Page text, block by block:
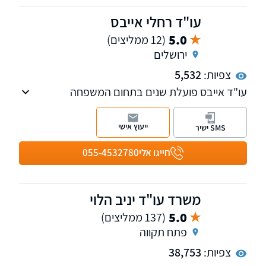
עו"ד רחלי אייבס
5.0 (12 ממליצים)
ירושלים
צפיות:5,532
עו"ד אייבס פועלת שנים בתחום המשפחה
והמעמד האישי ועוסקת בייצוג בהליכי גירושין
מורכבים ובשמירה על זכויות ההורים. למשרד
שלוחות בירושלים ובתל אביב
חייגו אלי055-4532780
SMS ישיר ייעוץ אישי
משרד עו"ד יניב הלוי
5.0 (137 ממליצים)
פתח תקווה
צפיות: 38,753